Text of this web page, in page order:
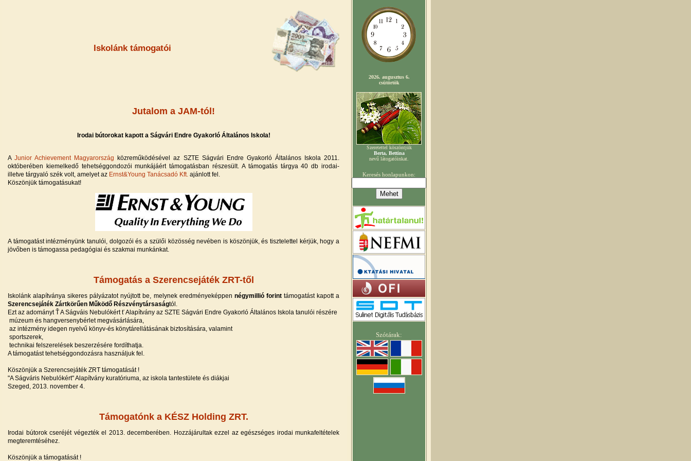
Iskolánk támogatói
Jutalom a JAM-tól!
Irodai bútorokat kapott a Ságvári Endre Gyakorló Általános Iskola!
AJunior Achievement Magyarország közreműködésével az SZTE Ságvári Endre Gyakorló Általános Iskola 2011.
októberében kiemelkedő tehetséggondozói munkájáért támogatásban részesült. A támogatás tárgya 40 db irodai-
illetve tárgyaló szék volt, amelyet az Ernst&Young Tanácsadó Kft. ajánlott fel.
Köszönjük támogatásukat!
A támogatást intézményünk tanulói, dolgozói és a szülői közösség nevében is köszönjük, és tisztelettel kérjük, hogy a
jövőben is támogassa pedagógiai és szakmai munkánkat.
Támogatás a Szerencsejáték ZRT-től
Iskolánk alapítványa sikeres pályázatot nyújtott be, melynek eredményeképpen négymillió forinttámogatást kapott a
Szerencsejáték Zártkörűen Működő Részvénytársaságtól.
Ezt az adományt Ť A Ságváis Nebulókért ť Alapítvány az SZTE Ságvári Endre Gyakorló Általános Iskola tanulói részére
 múzeum és hangversenybérlet megvásárlására,
 az intézmény idegen nyelvű könyv-és könytárellátásának biztosítására, valamint
 sportszerek,
 technikai felszerelések beszerzésére fordíthatja.
A támogatást tehetséggondozásra használjuk fel.
Köszönjük a Szerencsejáték ZRT támogatását !
"A Ságváris Nebulókért" Alapítvány kuratóriuma, az iskola tantestülete és diákjai
Szeged, 2013. november 4.
Támogatónk a KÉSZ Holding ZRT.
Irodai bútorok cseréjét végezték el 2013. decemberében. Hozzájárultak ezzel az egészséges irodai munkafeltételek
megteremtéséhez.
Köszönjük a támogatását !